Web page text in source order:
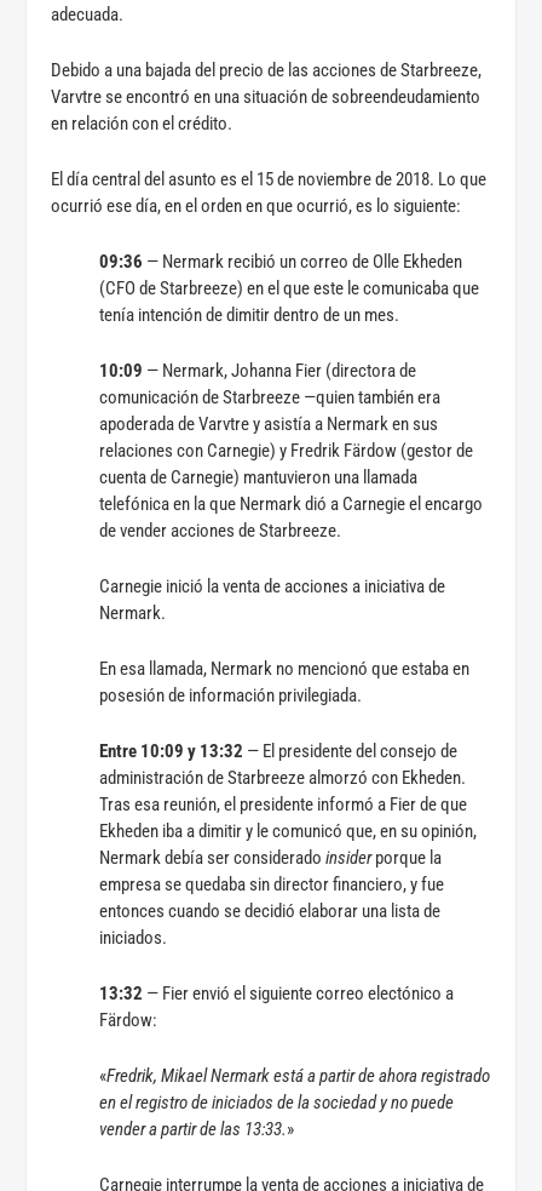
adecuada.
Debido a una bajada del precio de las acciones de Starbreeze,
Varvtre se encontró en una situación de sobreendeudamiento
en relación con el crédito.
El día central del asunto es el 15 de noviembre de 2018. Lo que
ocurrió ese día, en el orden en que ocurrió, es lo siguiente:
09:36 — Nermark recibió un correo de Olle Ekheden
(CFO de Starbreeze) en el que este le comunicaba que
tenía intención de dimitir dentro de un mes.
10:09 — Nermark, Johanna Fier (directora de
comunicación de Starbreeze —quien también era
apoderada de Varvtre y asistía a Nermark en sus
relaciones con Carnegie) y Fredrik Färdow (gestor de
cuenta de Carnegie) mantuvieron una llamada
telefónica en la que Nermark dió a Carnegie el encargo
de vender acciones de Starbreeze.
Carnegie inició la venta de acciones a iniciativa de
Nermark.
En esa llamada, Nermark no mencionó que estaba en
posesión de información privilegiada.
Entre 10:09 y 13:32 — El presidente del consejo de
administración de Starbreeze almorzó con Ekheden.
Tras esa reunión, el presidente informó a Fier de que
Ekheden iba a dimitir y le comunicó que, en su opinión,
Nermark debía ser consideradoinsiderporque la
empresa se quedaba sin director financiero, y fue
entonces cuando se decidió elaborar una lista de
iniciados.
13:32 — Fier envió el siguiente correo electónico a
Färdow:
«Fredrik, Mikael Nermark está a partir de ahora registrado
en el registro de iniciados de la sociedad y no puede
vender a partir de las 13:33.»
Carnegie interrumpe la venta de acciones a iniciativa de